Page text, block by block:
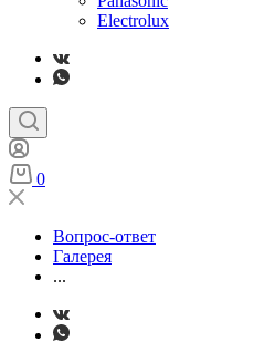
Electrolux
0
Вопрос-ответ
Галерея
...